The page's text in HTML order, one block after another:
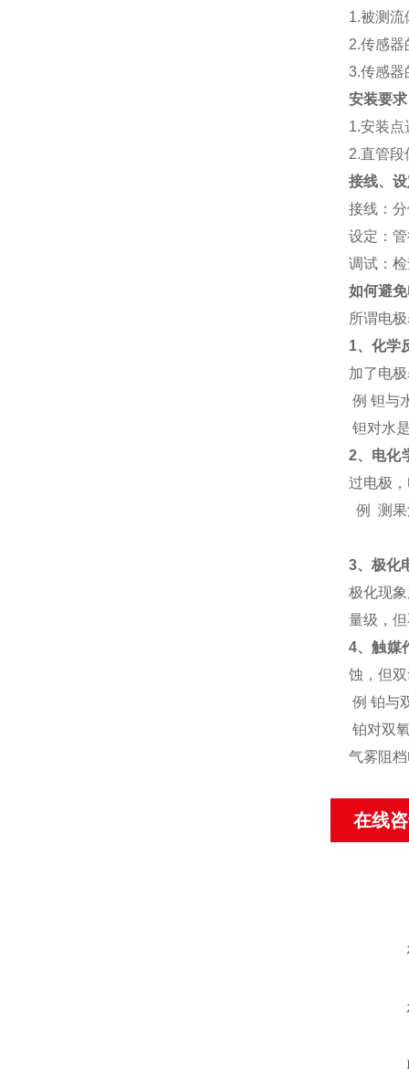
1.被测流
2.传感器
3.传感器
安装要
1.安装点
2.直管段
接线、
接线：
设定：
调试：
如何避
所谓电
1、化学
加了电
例 钽与
钽对水
2、电化
过电极
例 测果
3、极化
极化现
量级，
4、触媒
蚀，但
例 铂与
铂对双
气雾阻
在线